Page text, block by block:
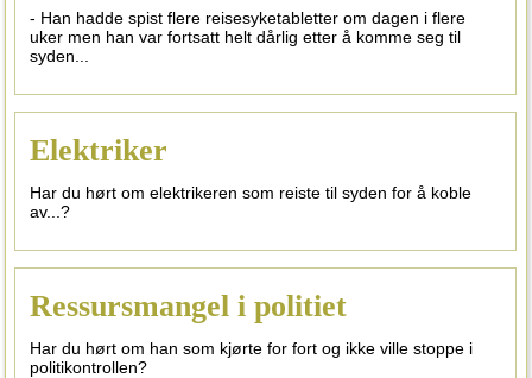
- Han hadde spist flere reisesyketabletter om dagen i flere
uker men han var fortsatt helt dårlig etter å komme seg til
syden...
Elektriker
Har du hørt om elektrikeren som reiste til syden for å koble
av...?
Ressursmangel i politiet
Har du hørt om han som kjørte for fort og ikke ville stoppe i
politikontrollen?